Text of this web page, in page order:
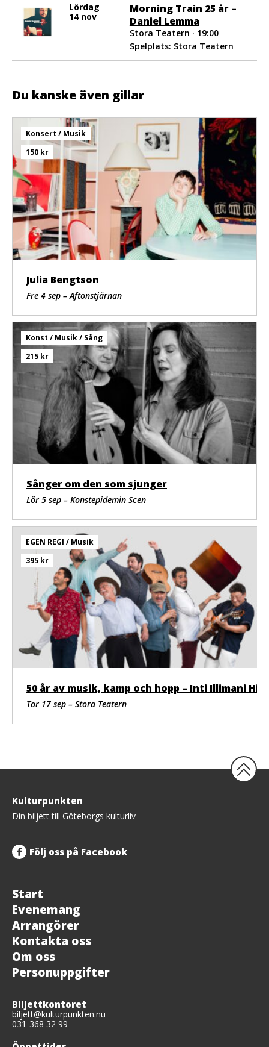
Lördag
14 nov
Morning Train 25 år –
Daniel Lemma
Stora Teatern · 19:00
Spelplats: Stora Teatern
Du kanske även gillar
Konsert / Musik
150 kr
Julia Bengtson
Fre 4 sep – Aftonstjärnan
Konst / Musik / Sång
215 kr
Sånger om den som sjunger
Lör 5 sep – Konstepidemin Scen
EGEN REGI / Musik
395 kr
Tor 17 sep – Stora Teatern
Tillbaka
upp
Kulturpunkten
Din biljett till Göteborgs kulturliv
Följ oss på Facebook
Start
Evenemang
Arrangörer
Kontakta oss
Om oss
Personuppgifter
Biljettkontoret
biljett@kulturpunkten.nu
031-368 32 99